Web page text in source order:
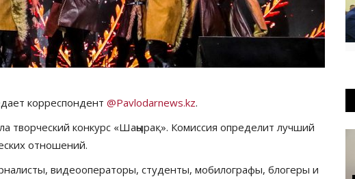
корреспондент @Pavlodarnews.kz.
творческий конкурс «Шаңырақ». Комиссия определит лучший
отношений.
видеооператоры, студенты, мобилографы, блогеры и